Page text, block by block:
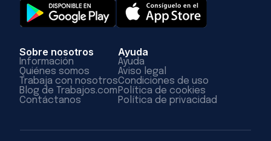
Sobre nosotros
Información
Quiénes somos
Trabaja con nosotros
Blog de Trabajos.com
Contáctanos
Ayuda
Ayuda
Aviso legal
Condiciones de uso
Política de cookies
Política de privacidad